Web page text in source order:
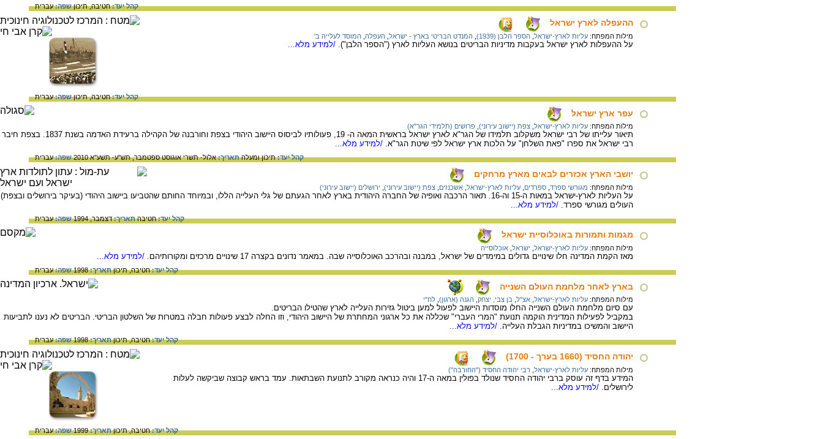
קהל יעד:חטיבה,תיכוןשפה:עברית
ההעפלה לארץ ישראל
מילות המפתח: עליות לארץ-ישראל הספר הלבן (1939) המנדט הבריטי בארץ - ישראל העפלה המוסד לעלייה ב'
על ההעפלות לארץ ישראל בעקבות מדיניות הבריטים בנושא העליות לארץ ("הספר הלבן"). /למידע מלא...
קהל יעד:חטיבה,תיכוןשפה:עברית
עפר ארץ ישראל
מילות המפתח: עליות לארץ-ישראל צפת (יישוב עירוני) פרושים (תלמידי הגר"א)
תיאור עלייתו של רבי ישראל משקלוב תלמידו של הגר"א לארץ ישראל בראשית המאה ה- 19, פעולותיו לביסוס היישוב היהודי בצפת וחורבנה של הקהילה ברעידת האדמה בשנת 1837. בצפת חיבר
רבי ישראל את ספרו "פאת השלחן" על הלכות ארץ ישראל לפי שיטת הגר"א. /למידע מלא...
קהל יעד:תיכון ומעלהתאריך:אלול- תשרי אוגוסט ספטמבר, תש"ע- תשע"א 2010 שפה:עברית
יושבי הארץ אכזרים לבאים מארץ מרחקים
מילות המפתח: מגורשי ספרד ספרדים עליות לארץ-ישראל אשכנזים צפת (יישוב עירוני) ירושלים (יישוב עירוני)
על העליות לארץ-ישראל במאות ה-15 וה-16. תאור הרכבה ואופיה של החברה היהודית בארץ לאחר הגעתם של גלי העלייה הללו, ובמיוחד החותם שהטביעו ביישוב היהודי (בעיקר בירושלים ובצפת)
העולים מגורשי ספרד. /למידע מלא...
קהל יעד:חטיבהתאריך:דצמבר, 1994 שפה:עברית
מגמות ותמורות באוכלוסיית ישראל
מילות המפתח: עליות לארץ-ישראל ישראל אוכלוסייה
מאז הקמת המדינה חלו שינויים גדולים במימדים של ישראל, במבנה ובהרכב האוכלוסייה שבה. במאמר נדונים בקצרה 17 שינויים מרכזים ומקורותיהם. /למידע מלא...
קהל יעד:חטיבה,תיכוןתאריך:1998 שפה:עברית
בארץ לאחר מלחמת העולם השנייה
מילות המפתח: עליות לארץ-ישראל אצ"ל בן צבי, יצחק הגנה (ארגון) לח"י
עם סיום מלחמת העולם השנייה החלו מוסדות היישוב לפעול למען ביטול גזירות העלייה לארץ שהטילו הבריטים.
במקביל לפעילות המדינית הוקמה תנועת "המרי העברי" שכללה את כל ארגוני המחתרת של היישוב היהודי, וזו החלה לבצע פעולות חבלה במטרות של השלטון הבריטי. הבריטים לא נענו לתביעות
היישוב והמשיכו במדיניות הגבלת העלייה. /למידע מלא...
קהל יעד:חטיבה,תיכוןתאריך:1998 שפה:עברית
יהודה החסיד (1660 בערך - 1700)
מילות המפתח: עליות לארץ-ישראל רבי יהודה החסיד ("החורבה")
המידע בדף זה עוסק ברבי יהודה החסיד שנולד בפולין במאה ה-17 והיה כנראה מקורב לתנועת השבתאות. עמד בראש קבוצה שביקשה לעלות
לירושלים. /למידע מלא...
קהל יעד:חטיבה,תיכוןתאריך:1999 שפה:עברית